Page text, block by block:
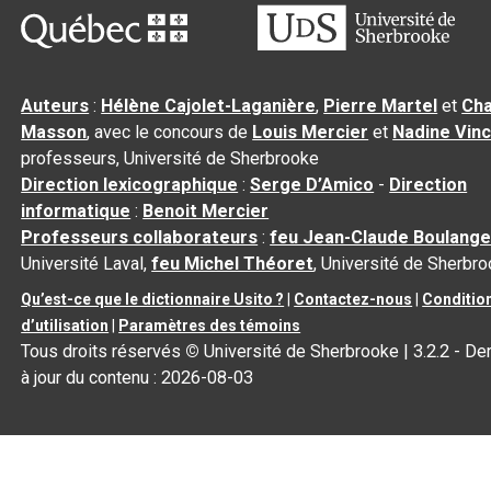
Auteurs : Hélène Cajolet-Laganière, Pierre Martel et
Masson, avec le concours de Louis Mercier et Nadine
professeurs, Université de Sherbrooke
Direction lexicographique :Serge D’Amico - Direction
informatique : Benoit Mercier
Professeurs collaborateurs :feu Jean-Claude
Université Laval,feu Michel Théoret, Université de
Qu’est-ce que le dictionnaire Usito ? Contactez-nous
d’utilisation
Paramètres des témoins
Tous droits réservés © Université de Sherbrooke |3.2.2 -
à jour du contenu :2026-08-03